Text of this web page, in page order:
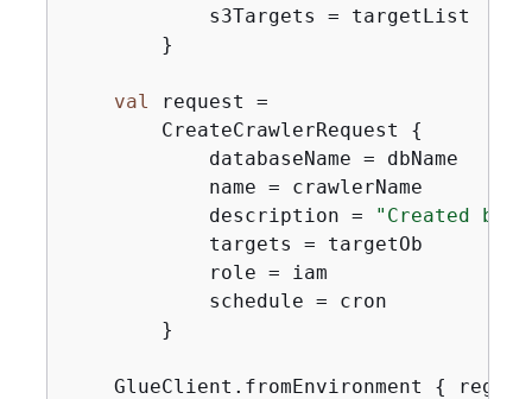
            s3Targets = targetList
        }
val request =
        CreateCrawlerRequest
{
            databaseName = dbName
            name = crawlerName
            description =
"Created by
            targets = targetOb
            role = iam
            schedule = cron
        }
    GlueClient.fromEnvironment
{